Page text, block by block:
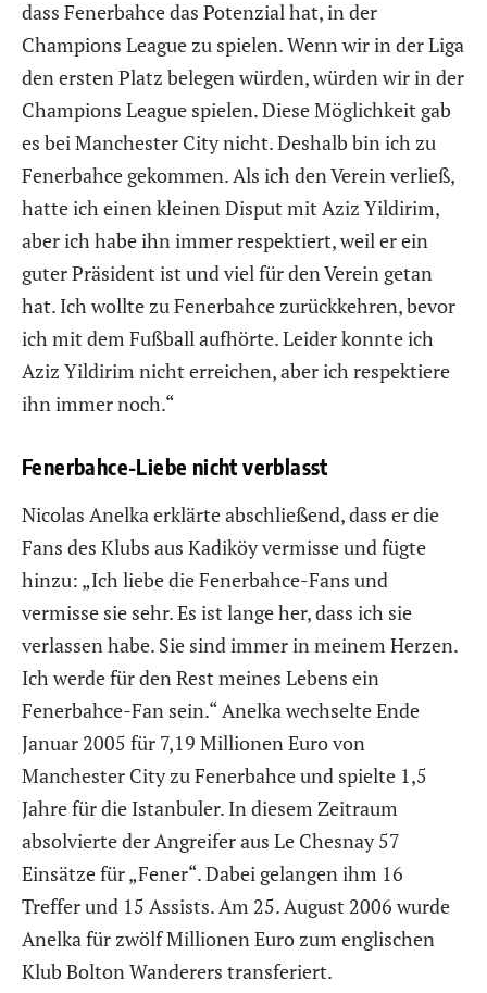
dass Fenerbahce das Potenzial hat, in der
Champions League zu spielen. Wenn wir in der Liga
den ersten Platz belegen würden, würden wir in der
Champions League spielen. Diese Möglichkeit gab
es bei Manchester City nicht. Deshalb bin ich zu
Fenerbahce gekommen. Als ich den Verein verließ,
hatte ich einen kleinen Disput mit Aziz Yildirim,
aber ich habe ihn immer respektiert, weil er ein
guter Präsident ist und viel für den Verein getan
hat. Ich wollte zu Fenerbahce zurückkehren, bevor
ich mit dem Fußball aufhörte. Leider konnte ich
Aziz Yildirim nicht erreichen, aber ich respektiere
ihn immer noch.“
Fenerbahce-Liebe nicht verblasst
Nicolas Anelka erklärte abschließend, dass er die
Fans des Klubs aus Kadiköy vermisse und fügte
hinzu: „Ich liebe die Fenerbahce-Fans und
vermisse sie sehr. Es ist lange her, dass ich sie
verlassen habe. Sie sind immer in meinem Herzen.
Ich werde für den Rest meines Lebens ein
Fenerbahce-Fan sein.“ Anelka wechselte Ende
Januar 2005 für 7,19 Millionen Euro von
Manchester City zu Fenerbahce und spielte 1,5
Jahre für die Istanbuler. In diesem Zeitraum
absolvierte der Angreifer aus Le Chesnay 57
Einsätze für „Fener“. Dabei gelangen ihm 16
Treffer und 15 Assists. Am 25. August 2006 wurde
Anelka für zwölf Millionen Euro zum englischen
Klub Bolton Wanderers transferiert.